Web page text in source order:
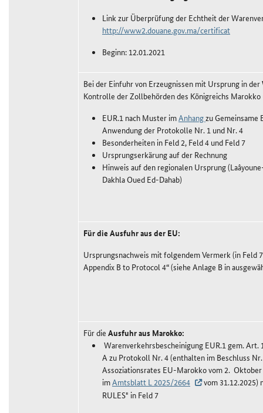
Link zur Überprüfung der Echtheit der
http://www2.douane.gov.ma/certificat
Beginn: 12.01.2021
Bei der Einfuhr von Erzeugnissen mit Ursprung in der
Kontrolle der Zollbehörden des Königreichs
EUR.1 nach Muster imAnhangzu Gemeinsame
Anwendung der Protokolle Nr. 1 und Nr. 4
Besonderheiten in Feld 2, Feld 4 und Feld 7
Ursprungserkärung auf der Rechnung
Hinweis auf den regionalen Ursprung
Dakhla Oued Ed-Dahab)
Für die Ausfuhr aus der EU:
Ursprungsnachweis mit folgendem Vermerk (in Feld
Appendix B to Protocol 4“ (siehe Anlage B in
Für die Ausfuhr aus Marokko:
Warenverkehrsbescheinigung EUR.1 gem. Art.
A zu Protokoll Nr. 4 (enthalten im Beschluss
Assoziationsrates EU-Marokko vom 2.
imAmtsblatt L 2025/2664
vom 31.12.2025)
RULES" in Feld 7